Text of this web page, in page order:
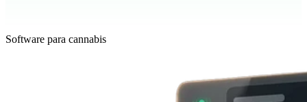
Software para cannabis